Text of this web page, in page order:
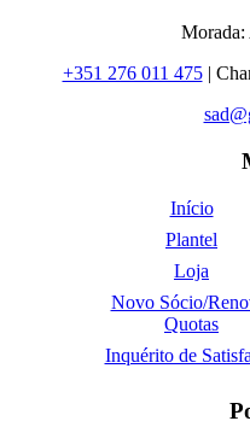
Morada:
+351 276 011 475|
Início
Plantel
Loja
Novo Sócio/
Quotas
Inquérito de